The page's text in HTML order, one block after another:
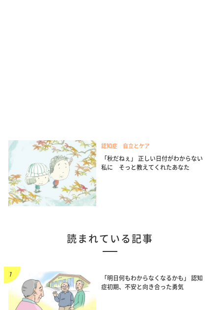
認知症 自立とケア
「秋だねぇ」 正しい日付がわからない
私に そっと教えてくれたあなた
読まれている記事
「明日何もわからなくなるかも」 認知
症初期、不安と向き合った勇気